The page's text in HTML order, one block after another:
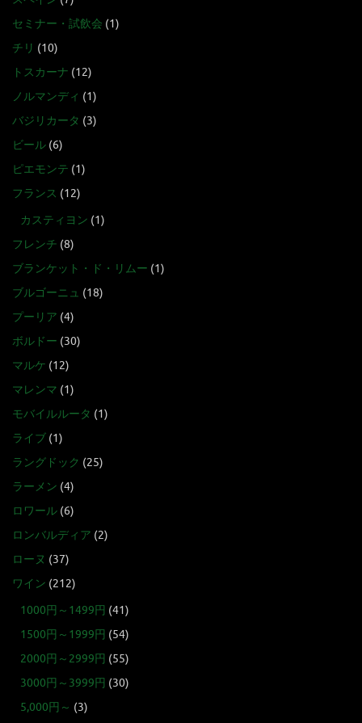
セミナー・試飲会 (1)
チリ (10)
トスカーナ (12)
ノルマンディ (1)
バジリカータ (3)
ビール (6)
ピエモンテ (1)
フランス (12)
カスティヨン (1)
フレンチ (8)
ブランケット・ド・リムー (1)
ブルゴーニュ (18)
プーリア (4)
ボルドー (30)
マルケ (12)
マレンマ (1)
モバイルルータ (1)
ライブ (1)
ラングドック (25)
ラーメン (4)
ロワール (6)
ロンバルディア (2)
ローヌ (37)
ワイン (212)
1000円～1499円 (41)
1500円～1999円 (54)
2000円～2999円 (55)
3000円～3999円 (30)
5,000円～ (3)